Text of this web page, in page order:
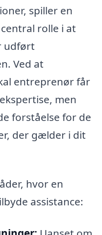
spiller en
rolle i at
udført
Ved at
entreprenør får
men
forståelse for de
der gælder i dit
hvor en
assistance: